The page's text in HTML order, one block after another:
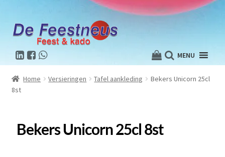
MENU
Home Versieringen Tafel aankleding
Bekers Unicorn 25cl
8st
Bekers Unicorn 25cl 8st